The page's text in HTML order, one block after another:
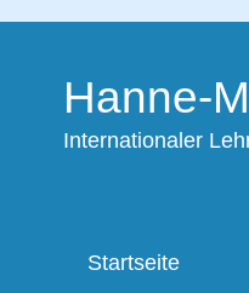
springenHanne-
Internationaler
Startseite